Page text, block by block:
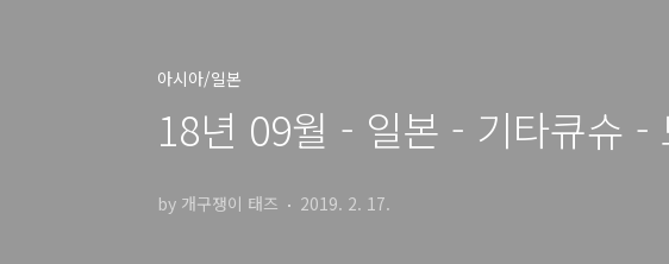
아시아/일본
18년 09월 - 일본 - 기타큐슈
by 개구쟁이 태즈 2019. 2. 17.